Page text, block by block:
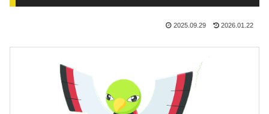
2025.09.29 2026.01.22